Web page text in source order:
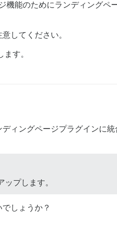
機能のためにランディングペ
してください。
す。
ィングページプラグインに統
プします。
しょうか？